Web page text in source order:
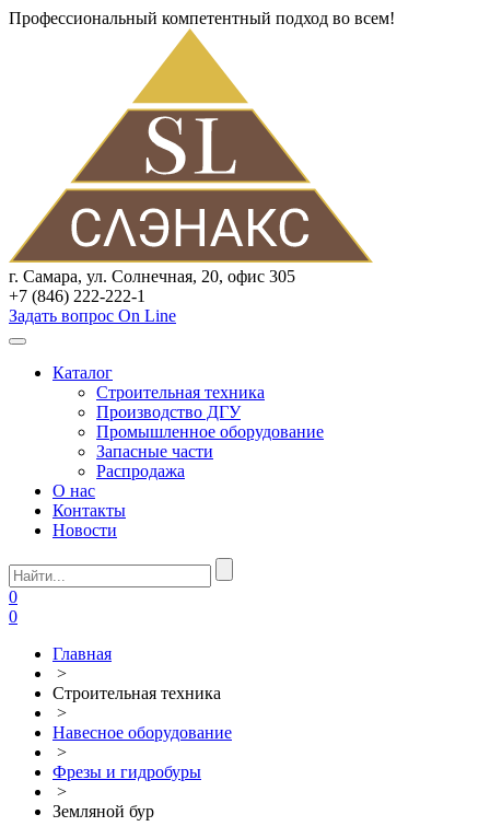
Профессиональный компетентный подход во всем!
г. Самара, ул. Солнечная, 20, офис 305
+7 (846) 222-222-1
Задать вопрос On Line
Каталог
Строительная техника
Производство ДГУ
Промышленное оборудование
Запасные части
Распродажа
О нас
Контакты
Новости
0
0
Главная
>
Строительная техника
>
Навесное оборудование
>
Фрезы и гидробуры
>
Земляной бур